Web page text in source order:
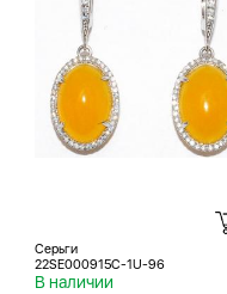
Серьги
22SE000915C-1U-96
В наличии